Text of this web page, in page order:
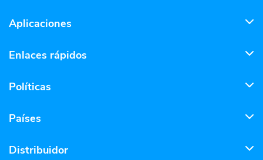
Aplicaciones
Enlaces rápidos
Políticas
Países
Distribuidor